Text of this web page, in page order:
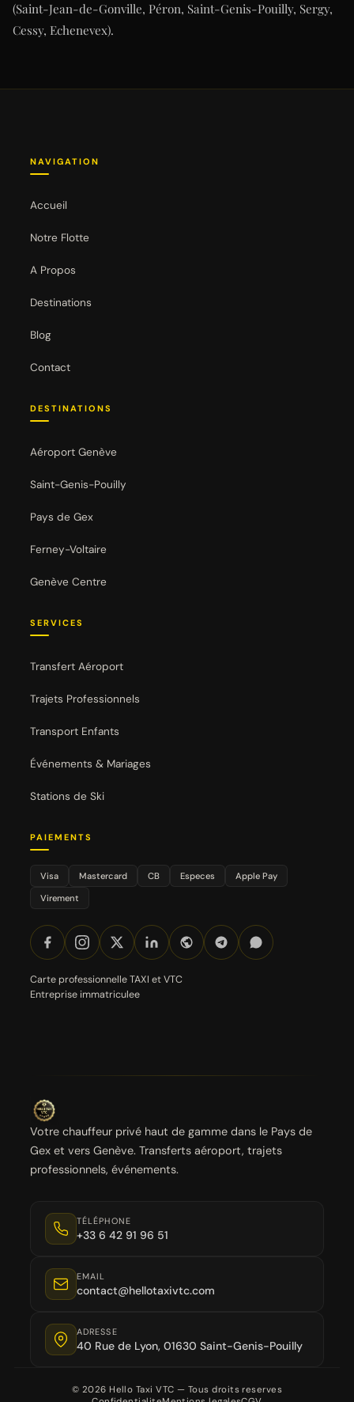
(Saint-Jean-de-Gonville, Péron, Saint-Genis-Pouilly, Sergy,
Cessy, Echenevex).
NAVIGATION
Accueil
Notre Flotte
A Propos
Destinations
Blog
Contact
DESTINATIONS
Aéroport Genève
Saint-Genis-Pouilly
Pays de Gex
Ferney-Voltaire
Genève Centre
SERVICES
Transfert Aéroport
Trajets Professionnels
Transport Enfants
Événements & Mariages
Stations de Ski
PAIEMENTS
Visa Mastercard CB Especes
Apple Pay
Virement
Carte professionnelle TAXI et VTC
Entreprise immatriculee
Votre chauffeur privé haut de gamme dans le Pays de
Gex et vers Genève. Transferts aéroport, trajets
professionnels, événements.
TÉLÉPHONE
+33 6 42 91 96 51
EMAIL
contact@hellotaxivtc.com
ADRESSE
40 Rue de Lyon, 01630 Saint-Genis-Pouilly
© 2026 Hello Taxi VTC — Tous droits reserves